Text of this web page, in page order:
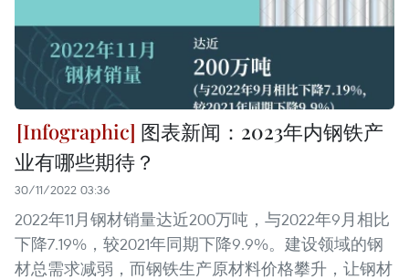
图表新闻：2023年内钢铁产
业有哪些期待？
30/11/2022 03:36
2022年11月钢材销量达近200万吨，与2022年9月相比
下降7.19%，较2021年同期下降9.9%。建设领域的钢
材总需求减弱，而钢铁生产原材料价格攀升，让钢材